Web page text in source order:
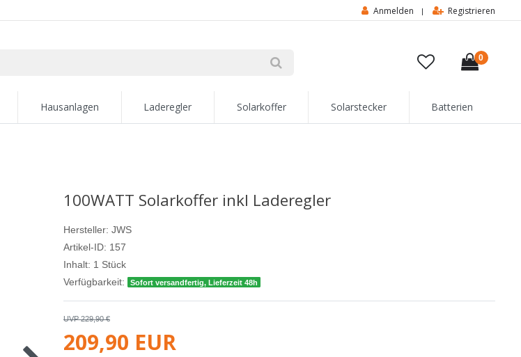
Anmelden | Registrieren
0
Hausanlagen Laderegler Solarkoffer Solarstecker Batterien
100WATT Solarkoffer inkl Laderegler
Hersteller: JWS
Artikel-ID: 157
Inhalt: 1 Stück
Verfügbarkeit:
Sofort versandfertig, Lieferzeit 48h
UVP 229,90 €
209,90 EUR